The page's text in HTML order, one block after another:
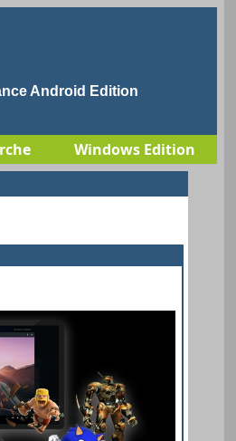
Android Edition
Windows Edition